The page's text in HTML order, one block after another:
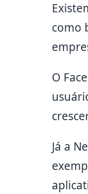
como
O
Já a